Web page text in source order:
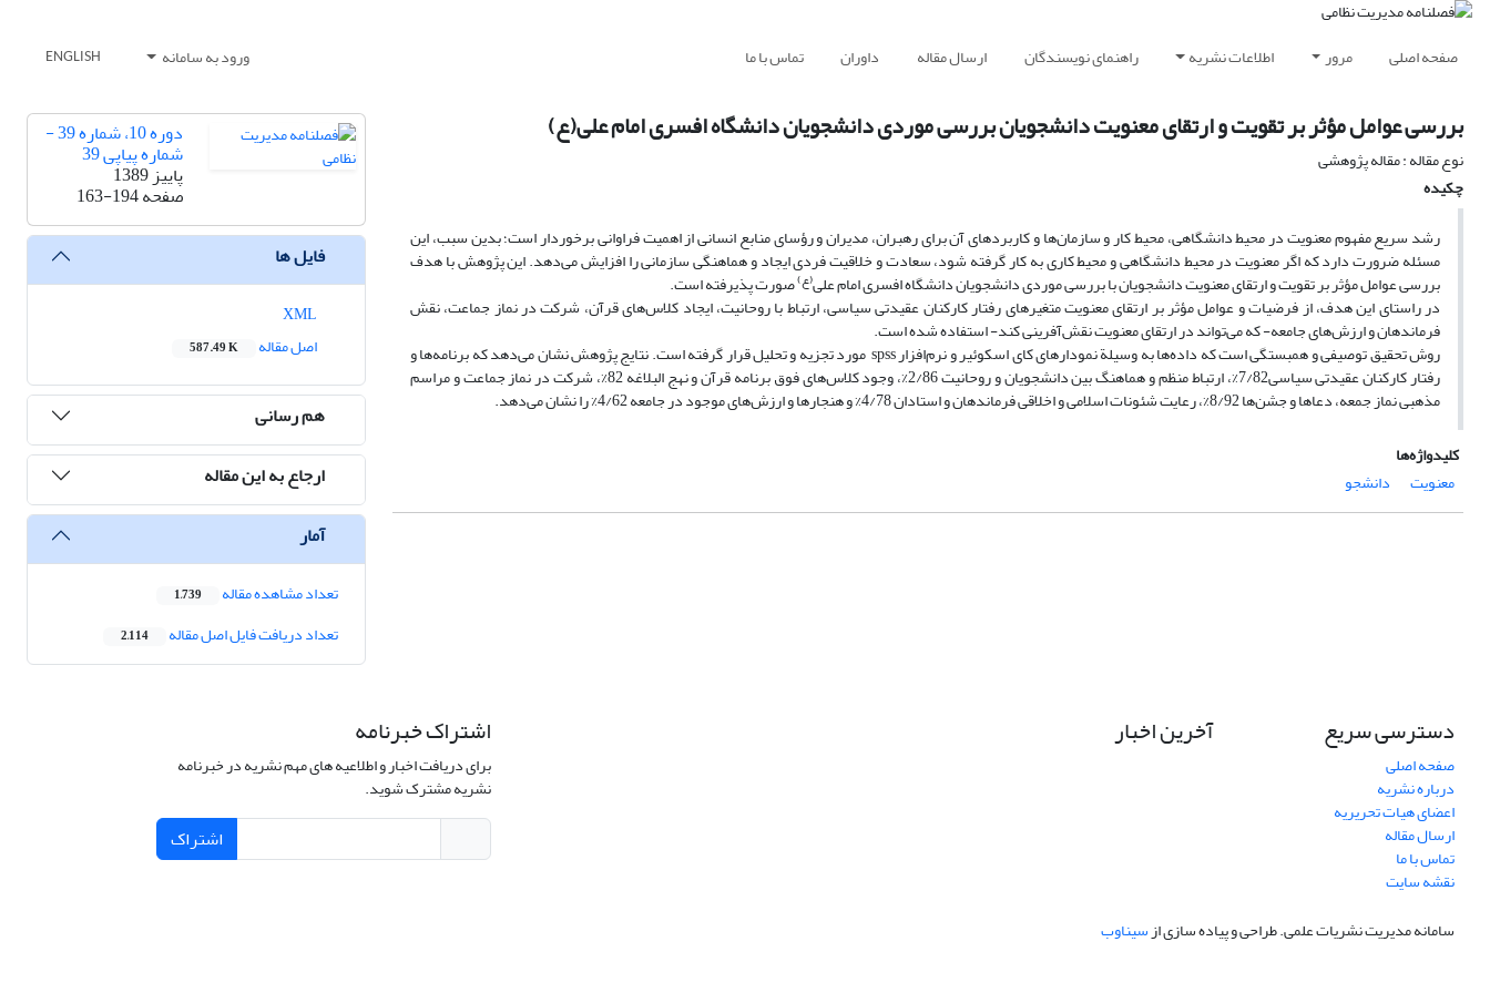
صفحه اصلی مرور اطلاعات نشریه راهنمای نویسندگان ارسال مقاله داوران تماس با ما ورود به سامانه ENGLISH
بررسی عوامل مؤثر بر تقویت و ارتقای معنویت دانشجویان بررسی موردی دانشجویان دانشگاه افسری امام علی(ع)
نوع مقاله : مقاله پژوهشی
چکیده
رشد سریع مفهوم معنویت در محیط دانشگاهی، محیط کار و سازمان‌ها و کاربردهای آن برای رهبران، مدیران و رؤسای منابع انسانی از اهمیت فراوانی برخوردار است؛ بدین سبب، این
مسئله ضرورت دارد که اگر معنویت در محیط دانشگاهی و محیط کاری به کار گرفته شود، سعادت و خلاقیت فردی ایجاد و هماهنگی سازمانی را افزایش می‌دهد. این پژوهش با هدف
بررسی عوامل مؤثر بر تقویت و ارتقای معنویت دانشجویان با بررسی موردی دانشجویان دانشگاه افسری امام علی(ع)صورت پذیرفته است.
در راستای این هدف، از فرضیات و عوامل مؤثر بر ارتقای معنویت متغیرهای رفتار کارکنان عقیدتی سیاسی، ارتباط با روحانیت، ایجاد کلاس‌های قرآن، شرکت در نماز جماعت، نقش
فرماندهان و ارزش‌های جامعه- که می‌تواند در ارتقای معنویت نقش‌آفرینی کند- استفاده شده است.
روش تحقیق توصیفی و همبستگی است که داده‌ها به وسیلة نمودارهای کای اسکوئیر و نرم‌افزار spss مورد تجزیه و تحلیل قرار گرفته است. نتایج پژوهش نشان می‌دهد که برنامه‌ها و
رفتار کارکنان عقیدتی سیاسی7/82%، ارتباط منظم و هماهنگ بین دانشجویان و روحانیت 2/86%، وجود کلاس‌های فوق برنامه قرآن و نهج البلاغه 82%، شرکت در نماز جماعت و مراسم
مذهبی نماز جمعه، دعاها و جشن‌ها 8/92%، رعایت شئونات اسلامی و اخلاقی فرماندهان و استادان 4/78% و هنجارها و ارزش‌های موجود در جامعه 4/62% را نشان می‌دهد.
کلیدواژه‌ها
معنویت
دانشجو
دوره 10، شماره 39 -
شماره پیاپی 39
پاییز 1389
صفحه163-194
فایل ها
اصل مقاله
587.49 K
هم رسانی
ارجاع به این مقاله
آمار
تعداد مشاهده مقاله 1,739
تعداد دریافت فایل اصل مقاله 2,114
دسترسی سریع
صفحه اصلی
درباره نشریه
اعضای هیات تحریریه
ارسال مقاله
تماس با ما
نقشه سایت
آخرین اخبار اشتراک خبرنامه
برای دریافت اخبار و اطلاعیه های مهم نشریه در خبرنامه
نشریه مشترک شوید.
اشتراک
سامانه مدیریت نشریات علمی.طراحی و پیاده سازی ازسیناوب